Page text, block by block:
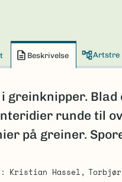
Beskrivelse Artstre
greinknipper.
runde til
på greiner.
Kristian Hassel